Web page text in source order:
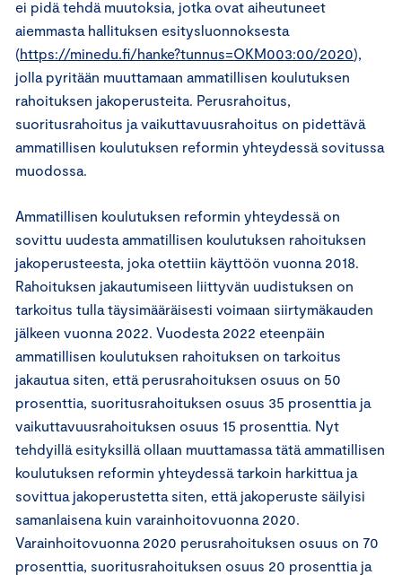
ei pidä tehdä muutoksia, jotka ovat aiheutuneet
aiemmasta hallituksen esitysluonnoksesta
(https://minedu.fi/hanke?tunnus=OKM003:00/2020),
jolla pyritään muuttamaan ammatillisen koulutuksen
rahoituksen jakoperusteita. Perusrahoitus,
suoritusrahoitus ja vaikuttavuusrahoitus on pidettävä
ammatillisen koulutuksen reformin yhteydessä sovitussa
muodossa.
Ammatillisen koulutuksen reformin yhteydessä on
sovittu uudesta ammatillisen koulutuksen rahoituksen
jakoperusteesta, joka otettiin käyttöön vuonna 2018.
Rahoituksen jakautumiseen liittyvän uudistuksen on
tarkoitus tulla täysimääräisesti voimaan siirtymäkauden
jälkeen vuonna 2022. Vuodesta 2022 eteenpäin
ammatillisen koulutuksen rahoituksen on tarkoitus
jakautua siten, että perusrahoituksen osuus on 50
prosenttia, suoritusrahoituksen osuus 35 prosenttia ja
vaikuttavuusrahoituksen osuus 15 prosenttia. Nyt
tehdyillä esityksillä ollaan muuttamassa tätä ammatillisen
koulutuksen reformin yhteydessä tarkoin harkittua ja
sovittua jakoperustetta siten, että jakoperuste säilyisi
samanlaisena kuin varainhoitovuonna 2020.
Varainhoitovuonna 2020 perusrahoituksen osuus on 70
prosenttia, suoritusrahoituksen osuus 20 prosenttia ja